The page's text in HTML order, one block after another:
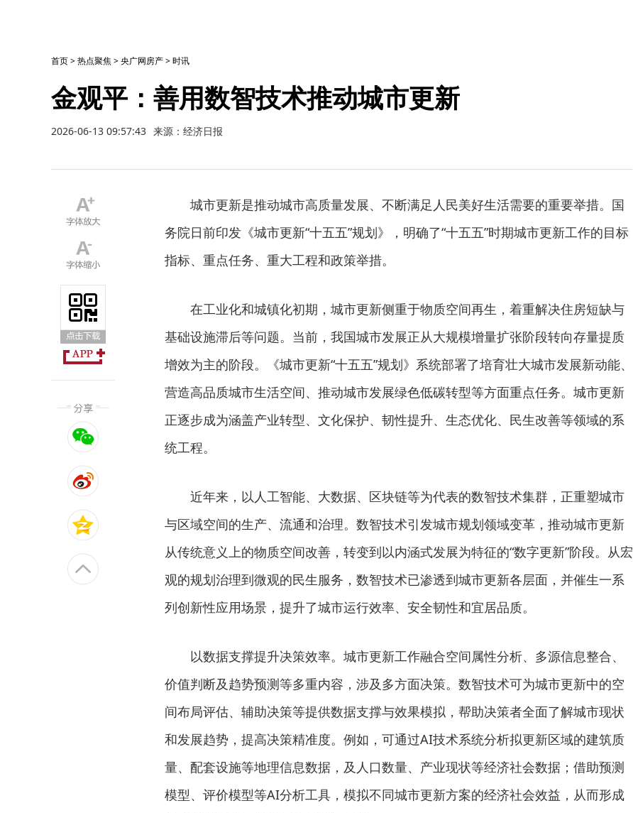
首页>热点聚焦>央广网房产>时讯
金观平：善用数智技术推动城市更新
2026-06-13 09:57:43 来源：经济日报
城市更新是推动城市高质量发展、不断满足人民美好生活需要的重要举措。国
务院日前印发《城市更新“十五五”规划》，明确了“十五五”时期城市更新工作的目标
指标、重点任务、重大工程和政策举措。
在工业化和城镇化初期，城市更新侧重于物质空间再生，着重解决住房短缺与
基础设施滞后等问题。当前，我国城市发展正从大规模增量扩张阶段转向存量提质
增效为主的阶段。《城市更新“十五五”规划》系统部署了培育壮大城市发展新动能、
营造高品质城市生活空间、推动城市发展绿色低碳转型等方面重点任务。城市更新
正逐步成为涵盖产业转型、文化保护、韧性提升、生态优化、民生改善等领域的系
统工程。
近年来，以人工智能、大数据、区块链等为代表的数智技术集群，正重塑城市
与区域空间的生产、流通和治理。数智技术引发城市规划领域变革，推动城市更新
从传统意义上的物质空间改善，转变到以内涵式发展为特征的“数字更新”阶段。从宏
观的规划治理到微观的民生服务，数智技术已渗透到城市更新各层面，并催生一系
列创新性应用场景，提升了城市运行效率、安全韧性和宜居品质。
以数据支撑提升决策效率。城市更新工作融合空间属性分析、多源信息整合、
价值判断及趋势预测等多重内容，涉及多方面决策。数智技术可为城市更新中的空
间布局评估、辅助决策等提供数据支撑与效果模拟，帮助决策者全面了解城市现状
和发展趋势，提高决策精准度。例如，可通过AI技术系统分析拟更新区域的建筑质
量、配套设施等地理信息数据，及人口数量、产业现状等经济社会数据；借助预测
模型、评价模型等AI分析工具，模拟不同城市更新方案的经济社会效益，从而形成